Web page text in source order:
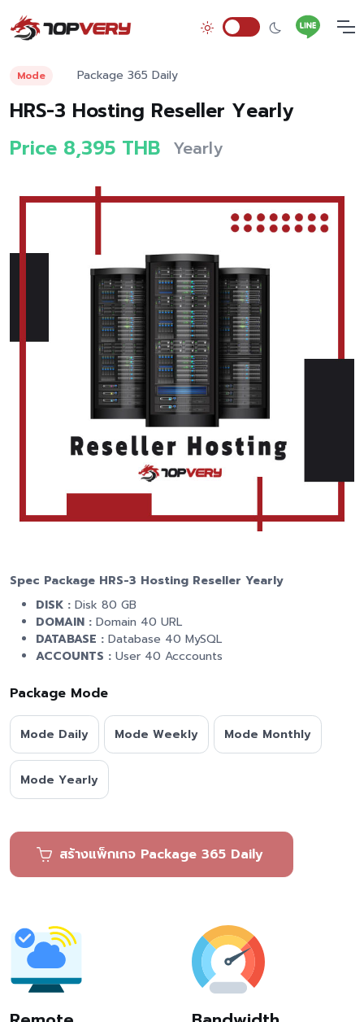
Mode Package 365 Daily
HRS-3 Hosting Reseller Yearly
Price 8,395 THB Yearly
Spec Package HRS-3 Hosting Reseller Yearly
DISK : Disk 80 GB
DOMAIN : Domain 40 URL
DATABASE : Database 40 MySQL
ACCOUNTS : User 40 Acccounts
Package Mode
Mode Daily Mode Weekly Mode Monthly
Mode Yearly
สร้างแพ็กเกจ Package 365 Daily